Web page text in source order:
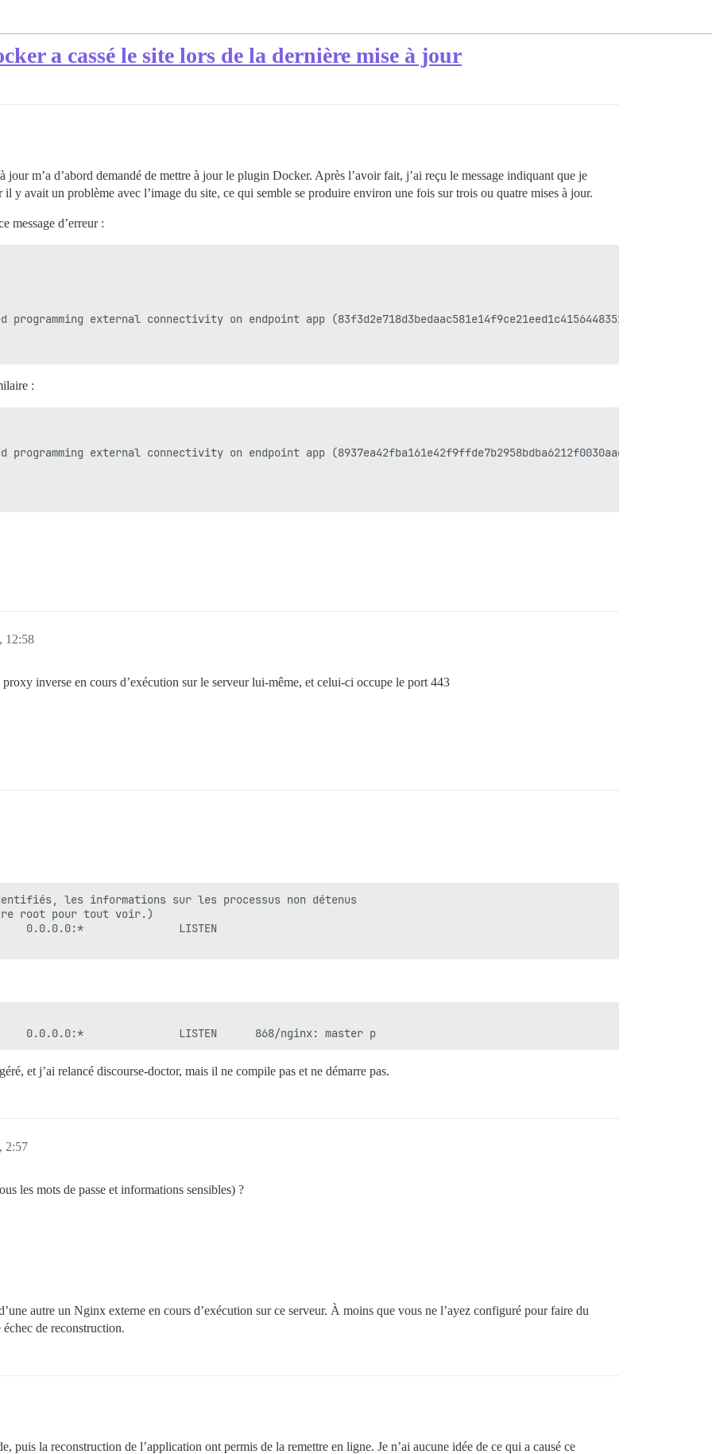
a cassé le site lors de la dernière mise à jour
jour m’a d’abord demandé de mettre à jour le plugin Docker. Après l’avoir fait, j’ai reçu le message indiquant que je
y avait un problème avec l’image du site, ce qui semble se produire environ une fois sur trois ou quatre mises à jour.
message d’erreur :
external connectivity on endpoint app
:
external connectivity on endpoint app
12:58
inverse en cours d’exécution sur le serveur lui-même, et celui-ci occupe le port 443
les informations sur les processus non détenus
root pour tout voir.)
0.0.0.0:*               LISTEN
et j’ai relancé discourse-doctor, mais il ne compile pas et ne démarre pas.
2:57
les mots de passe et informations sensibles) ?
autre un Nginx externe en cours d’exécution sur ce serveur. À moins que vous ne l’ayez configuré pour faire du
de reconstruction.
puis la reconstruction de l’application ont permis de la remettre en ligne. Je n’ai aucune idée de ce qui a causé ce